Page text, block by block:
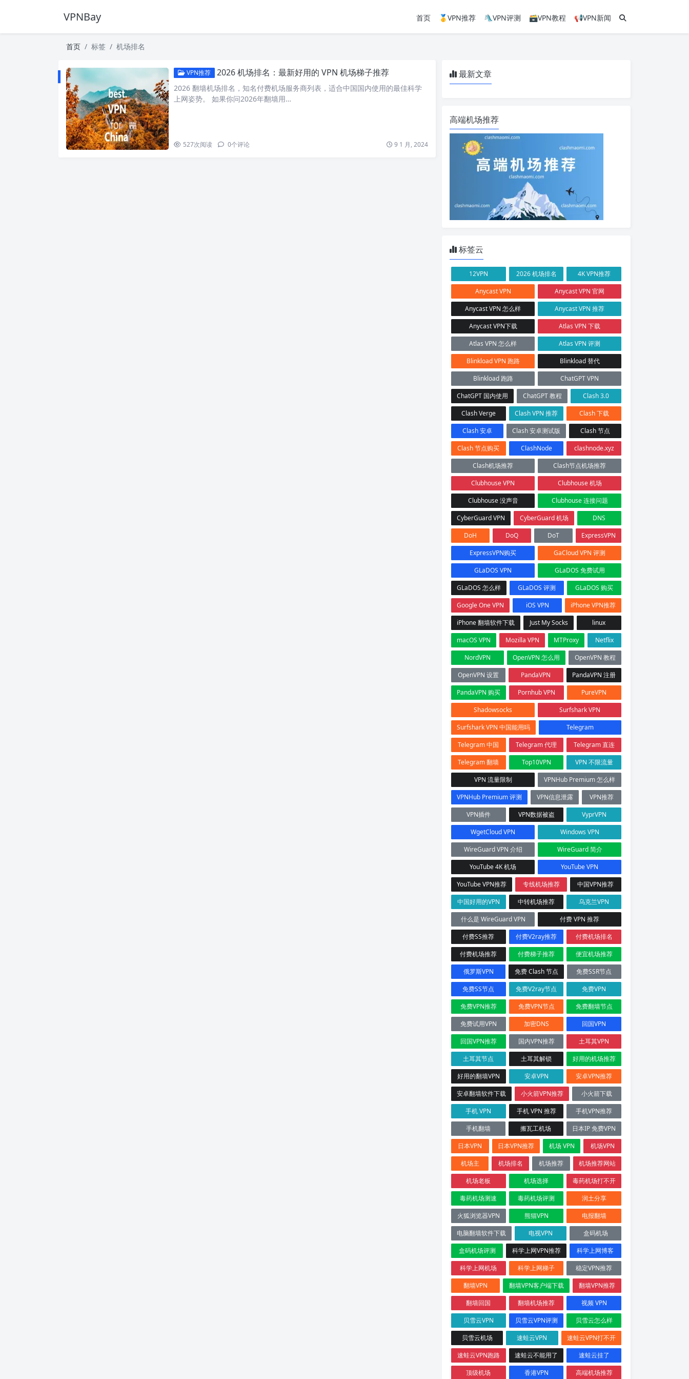
VPNBay 首页 🥇VPN推荐 🛝VPN评测 🗃VPN教程 📢VPN新闻
首页 标签 机场排名
VPN推荐 2026 机场排名：最新好用的 VPN 机场梯子推荐
2026 翻墙机场排名，知名付费机场服务商列表，适合中国国内使用的最佳科学
上网姿势。 如果你问2026年翻墙用…
527次阅读 0个评论 9 1 月, 2024
最新文章
高端机场推荐
标签云
12VPN 2026 机场排名
4K VPN推荐
Anycast VPN
Anycast VPN 官网
Anycast VPN 怎么样
Anycast VPN 推荐
Anycast VPN下载
Atlas VPN 下载
Atlas VPN 怎么样
Atlas VPN 评测
Blinkload VPN 跑路
Blinkload 替代
Blinkload 跑路
ChatGPT VPN
ChatGPT 国内使用
ChatGPT 教程
Clash 3.0
Clash Verge
Clash VPN 推荐
Clash 下载
Clash 安卓
Clash 安卓测试版
Clash 节点
Clash 节点购买
ClashNode
clashnode.xyz
Clash机场推荐
Clash节点机场推荐
Clubhouse VPN
Clubhouse 机场
Clubhouse 没声音
Clubhouse 连接问题
CyberGuard VPN
CyberGuard 机场
DNS
DoH
DoQ DoT
ExpressVPN
ExpressVPN购买
GaCloud VPN 评测
GLaDOS VPN
GLaDOS 免费试用
GLaDOS 怎么样
GLaDOS 评测
GLaDOS 购买
Google One VPN
iOS VPN
iPhone VPN推荐
iPhone 翻墙软件下载
Just My Socks
linux
macOS VPN
Mozilla VPN MTProxy
Netflix
NordVPN
OpenVPN 怎么用
OpenVPN 教程
OpenVPN 设置
PandaVPN
PandaVPN 注册
PandaVPN 购买
Pornhub VPN
PureVPN
Shadowsocks
Surfshark VPN
Surfshark VPN 中国能用吗
Telegram
Telegram 中国
Telegram 代理
Telegram 直连
Telegram 翻墙
Top10VPN
VPN 不限流量
VPN 流量限制
VPNHub Premium 怎么样
VPNHub Premium 评测
VPN信息泄露
VPN推荐
VPN插件
VPN数据被盗
VyprVPN
WgetCloud VPN
Windows VPN
WireGuard VPN 介绍
WireGuard 简介
YouTube 4K 机场
YouTube VPN
YouTube VPN推荐
专线机场推荐
中国VPN推荐
中国好用的VPN
中转机场推荐
乌克兰VPN
什么是 WireGuard VPN
付费 VPN 推荐
付费SS推荐
付费V2ray推荐
付费机场排名
付费机场推荐
付费梯子推荐
便宜机场推荐
俄罗斯VPN
免费 Clash 节点
免费SSR节点
免费SS节点
免费V2ray节点
免费VPN
免费VPN推荐
免费VPN节点
免费翻墙节点
免费试用VPN
加密DNS
回国VPN
回国VPN推荐
国内VPN推荐
土耳其VPN
土耳其节点
土耳其解锁
好用的机场推荐
好用的翻墙VPN
安卓VPN
安卓VPN推荐
安卓翻墙软件下载
小火箭VPN推荐
小火箭下载
手机 VPN
手机 VPN 推荐
手机VPN推荐
手机翻墙
搬瓦工机场
日本IP 免费VPN
日本VPN
日本VPN推荐 机场 VPN
机场VPN
机场主
机场排名 机场推荐
机场推荐网站
机场老板
机场选择
毒药机场打不开
毒药机场测速
毒药机场评测
润土分享
火狐浏览器VPN
熊猫VPN
电报翻墙
电脑翻墙软件下载
电视VPN
盒码机场
盒码机场评测
科学上网VPN推荐
科学上网博客
科学上网机场
科学上网梯子
稳定VPN推荐
翻墙VPN
翻墙VPN客户端下载
翻墙VPN推荐
翻墙回国
翻墙机场推荐
视频 VPN
贝雪云VPN
贝雪云VPN评测
贝雪云怎么样
贝雪云机场
速蛙云VPN
速蛙云VPN打不开
速蛙云VPN跑路
速蛙云不能用了
速蛙云挂了
顶级机场
香港VPN 高端机场推荐